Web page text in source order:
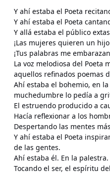
Y ahí estaba el Poeta
Y ahí estaba el Poeta
Y allá estaba el público
¡Las mujeres quieren un
¡Tus palabras me
La voz melodiosa del Poeta
aquellos refinados poemas
Ahí estaba el bohemio, en
muchedumbre lo pedía a
El estruendo producido a
Hacía reflexionar a los
Despertando las mentes
Y ahí estaba el Poeta
de las gentes.
Ahí estaba él. En la palestra.
Tocando el ser, el espíritu